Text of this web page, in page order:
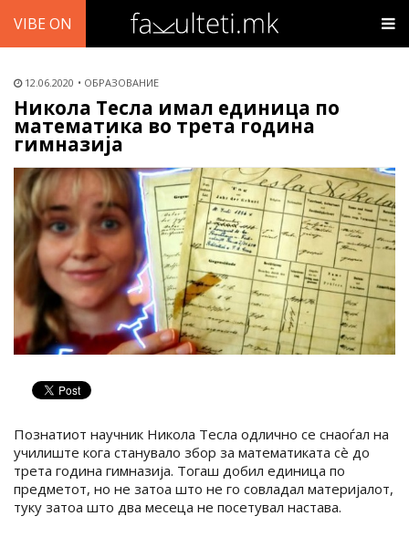
VIBE ON
12.06.2020 ОБРАЗОВАНИЕ
Никола Тесла имал единица по
математика во трета година
гимназија
Познатиот научник Никола Тесла одлично се снаоѓал на
училиште кога станувало збор за математиката сè до
трета година гимназија. Тогаш добил единица по
предметот, но не затоа што не го совладал материјалот,
туку затоа што два месеца не посетувал настава.